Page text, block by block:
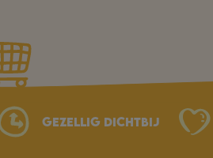
Gezellig dichtbij